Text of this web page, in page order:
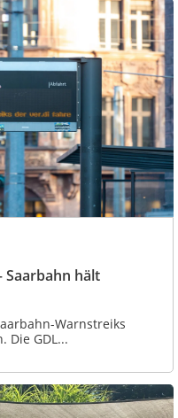
Saarbahn hält
Warnstreiks
Die GDL...